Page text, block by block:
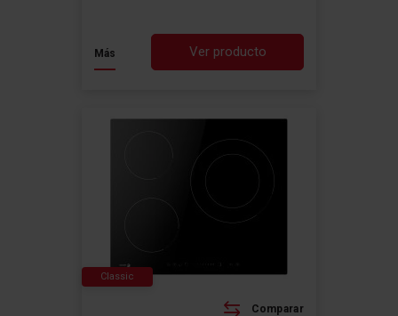
Ver producto
Más
Comparar
Classic